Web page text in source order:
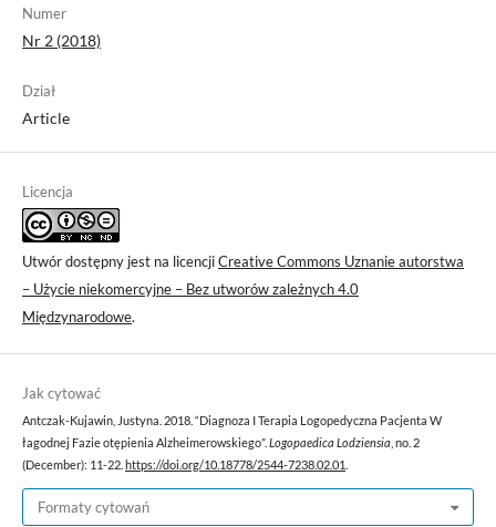
Numer
Nr 2 (2018)
Dział
Article
Licencja
Utwór dostępny jest na licencjiCreative Commons Uznanie autorstwa
– Użycie niekomercyjne – Bez utworów zależnych 4.0
Międzynarodowe.
Jak cytować
Antczak-Kujawin, Justyna. 2018. “Diagnoza I Terapia Logopedyczna Pacjenta W
łagodnej Fazie otępienia Alzheimerowskiego”.Logopaedica Lodziensia, no. 2
(December): 11-22. https://doi.org/10.18778/2544-7238.02.01.
Formaty cytowań